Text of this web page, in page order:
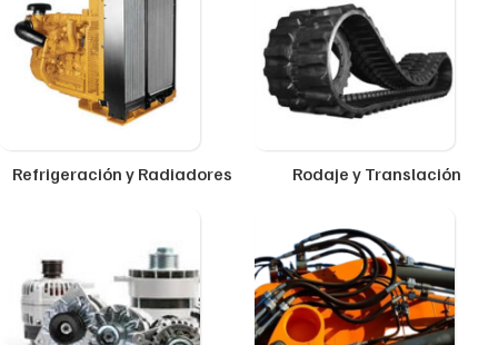
Refrigeración y Radiadores Rodaje y Translación